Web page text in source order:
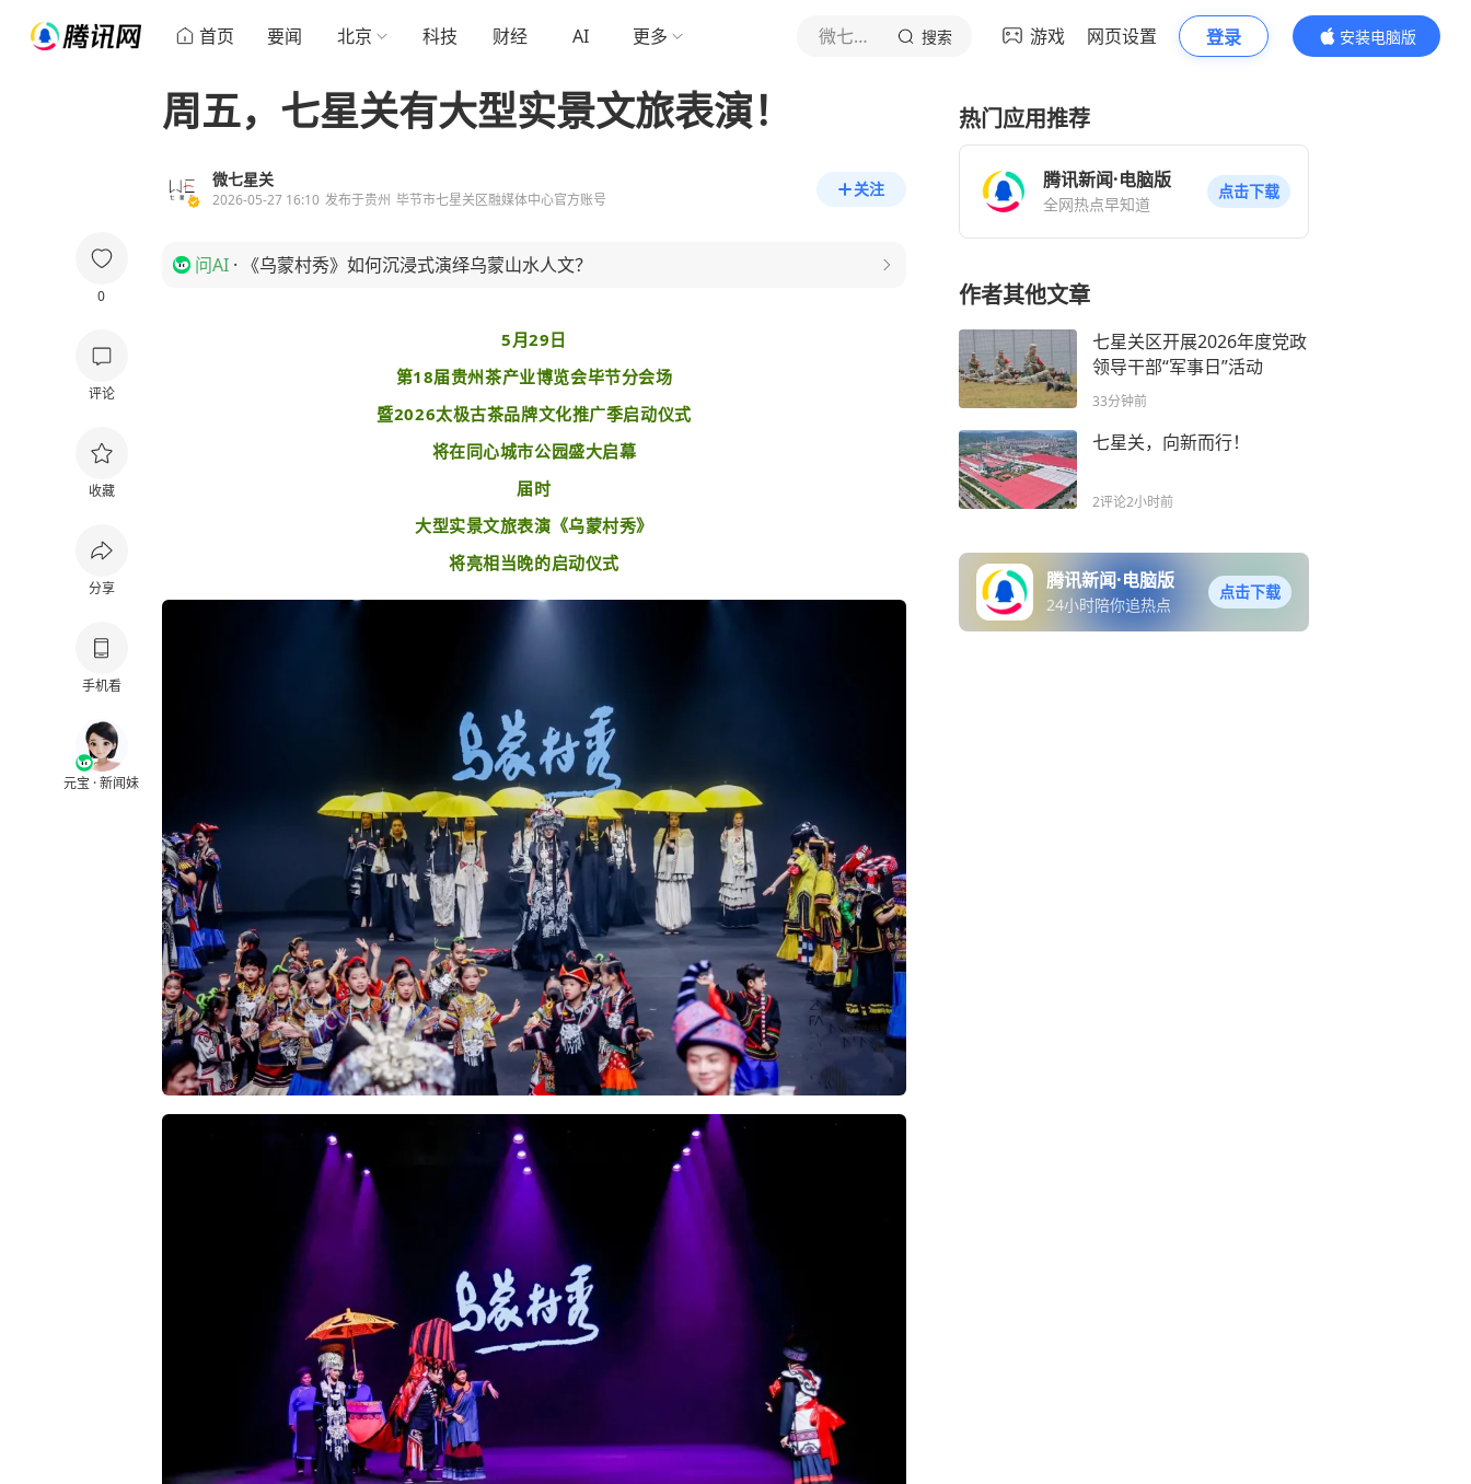
首页 要闻 北京 科技 财经 AI 更多 微七星关 搜索 游戏 网页设置 登录
安装电脑版
内容更精彩
0
评论
收藏
分享
手机看
元宝 · 新闻妹
周五，七星关有大型实景文旅表演！
微七星关
2026-05-27 16:10 发布于贵州 毕节市七星关区融媒体中心官方账号
关注
问AI · 《乌蒙村秀》如何沉浸式演绎乌蒙山水人文？
5月29日
第18届贵州茶产业博览会毕节分会场
暨2026太极古茶品牌文化推广季启动仪式
将在同心城市公园盛大启幕
届时
大型实景文旅表演《乌蒙村秀》
将亮相当晚的启动仪式
热门应用推荐
腾讯新闻·电脑版
全网热点早知道
点击下载
作者其他文章
七星关区开展2026年度党政
领导干部“军事日”活动
33分钟前
七星关，向新而行！
2评论2小时前
腾讯新闻·电脑版
24小时陪你追热点
点击下载